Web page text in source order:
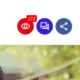
273